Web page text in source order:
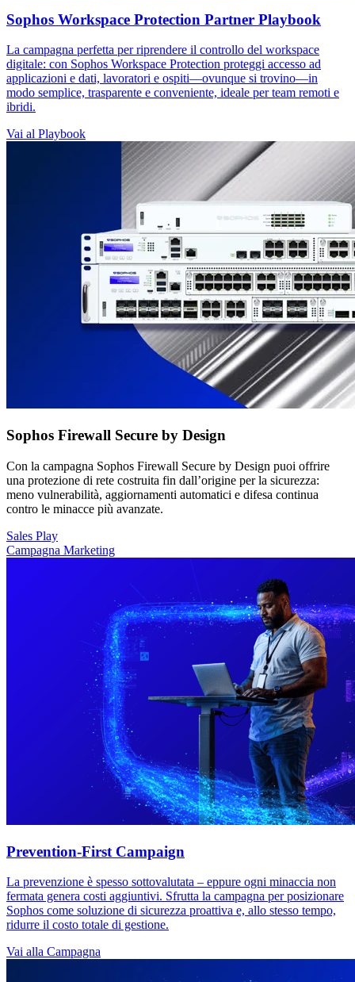
Sophos Workspace Protection Partner Playbook
La campagna perfetta per riprendere il controllo del workspace
digitale: con Sophos Workspace Protection proteggi accesso ad
applicazioni e dati, lavoratori e ospiti—ovunque si trovino—in
modo semplice, trasparente e conveniente, ideale per team remoti e
ibridi.
Vai al Playbook
Sophos Firewall Secure by Design
Con la campagna Sophos Firewall Secure by Design puoi offrire
una protezione di rete costruita fin dall’origine per la sicurezza:
meno vulnerabilità, aggiornamenti automatici e difesa continua
contro le minacce più avanzate.
Sales Play
Campagna Marketing
Prevention-First Campaign
La prevenzione è spesso sottovalutata – eppure ogni minaccia non
fermata genera costi aggiuntivi. Sfrutta la campagna per posizionare
Sophos come soluzione di sicurezza proattiva e, allo stesso tempo,
ridurre il costo totale di gestione.
Vai alla Campagna